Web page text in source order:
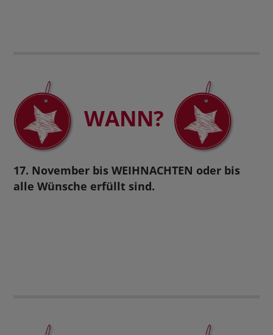
WANN?
17. November bis WEIHNACHTEN oder bis
alle Wünsche erfüllt sind.